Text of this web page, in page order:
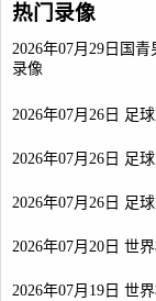
热门录像
2026年07月29日国
录像
2026年07月26日 足
2026年07月26日 足
2026年07月26日 足
2026年07月20日 世
2026年07月19日 世